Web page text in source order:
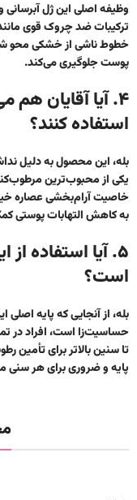
وظیفه اصلی این ژل
ترکیبات ضد چروک قوی
خطوط ناشی از خشکی محو
پوست جلوگیری می‌کند.
۴. آیا آقایان هم
استفاده کنند؟
بله، این محصول به دلیل
یکی از محبوب‌ترین
خاصیت آرام‌بخشی عصاره
به کاهش التهابات پوستی
۵. آیا استفاده
است؟
بله، از آنجایی که پایه
حساسیت‌زا است، افراد در
تا سنین بالاتر برای تأمین
پایه و ضروری برای هر